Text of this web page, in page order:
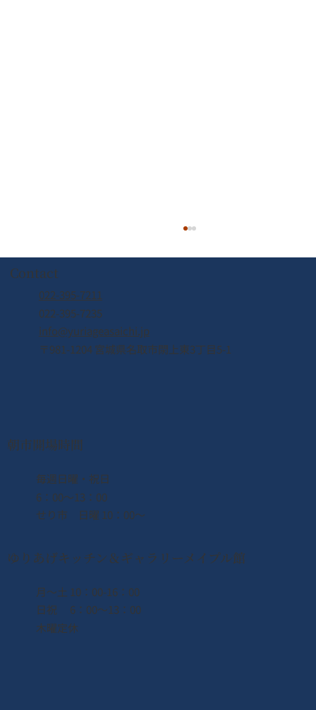
6月7日（日） 待望の復活！
Contact
022-395-7211
022-395-7235
info@yuriageasaichi.jp
〒981-1204 宮城県名取市閖上東3丁目5-1
朝市開場時間
​毎週日曜・祝日
6：00〜13：00
せり市 日曜 10：00〜
ゆりあげキッチン＆ギャラリーメイプル館
月〜土 10：00-16：00
日祝 6：00〜13：00
木曜定休